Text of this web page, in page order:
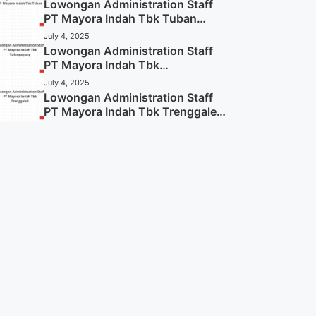
Lowongan Administration Staff
PT Mayora Indah Tbk Tuban
Tahun 2025 (Resmi)
July 4, 2025
Lowongan Administration Staff
PT Mayora Indah Tbk
Tulungagung Tahun 2025 (Lamar
Sekarang)
July 4, 2025
Lowongan Administration Staff
PT Mayora Indah Tbk Trenggalek